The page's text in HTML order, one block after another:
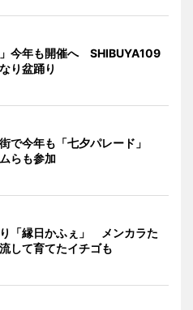
」今年も開催へ SHIBUYA109
り盆踊り
で今年も「七夕パレード」
らも参加
「縁日かふぇ」 メンカラた
して育てたイチゴも